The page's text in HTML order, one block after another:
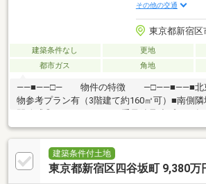
その他の交通
東京都新宿区
建築条件なし 更地
都市ガス
角地
――■――□― 物件の特徴 ―□――■――■北東
物参考プラン有（3階建て約160㎡可）■南側
開放感◎■ヘーベルハウス重量鉄骨造プラン有
番身近なプロフェッショナル。 株式会社ウィ
【生涯顧問】として各専門領域に特化したチ
ります ■目的から逆算した最適なご提案を、ス
売却・リフォーム・相続の専門チームで多角的
建築条件付土地
東京都新宿区四谷坂町 9,380万